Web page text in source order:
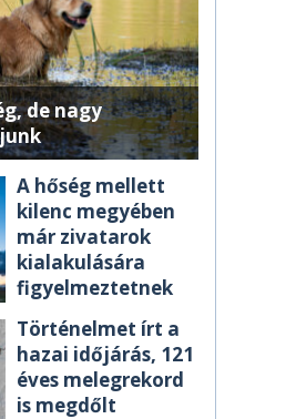
de nagy
A hőség mellett
kilenc megyében
már zivatarok
kialakulására
figyelmeztetnek
Történelmet írt a
hazai időjárás, 121
éves melegrekord
is megdőlt